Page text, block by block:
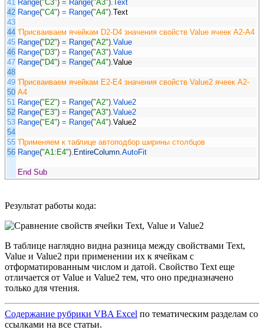
41
42
43
44
45
46
47
48
49
50
51
52
53
54
55
56
Range("C3") = Range("A3") Text
Range("C4") = Range("A4") Text
'Присваиваем ячейкам D2-D4 значения свойств Value ячеек A2-A4
Range("D2") = Range("A2") Value
Range("D3") = Range("A3") Value
Range("D4") = Range("A4") Value
'Присваиваем ячейкам E2-E4 значения свойств Value2 ячеек A2-
A4
Range("E2") = Range("A2") Value2
Range("E3") = Range("A3") Value2
Range("E4") = Range("A4") Value2
'Применяем к таблице автоподбор ширины столбцов
Range("A1:E4") EntireColumn AutoFit
End Sub
Результат работы кода:
В таблице наглядно видна разница между свойствами Text,
Value и Value2 при применении их к ячейкам с
отформатированным числом и датой. Свойство Text еще
отличается от Value и Value2 тем, что оно предназначено
только для чтения.
Содержание рубрики VBA Excel по тематическим разделам со
ссылками на все статьи.